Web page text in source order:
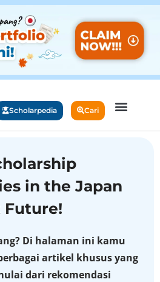
Scholarpedia Cari
in the Japan
Di halaman ini kamu
artikel khusus yang
dari rekomendasi